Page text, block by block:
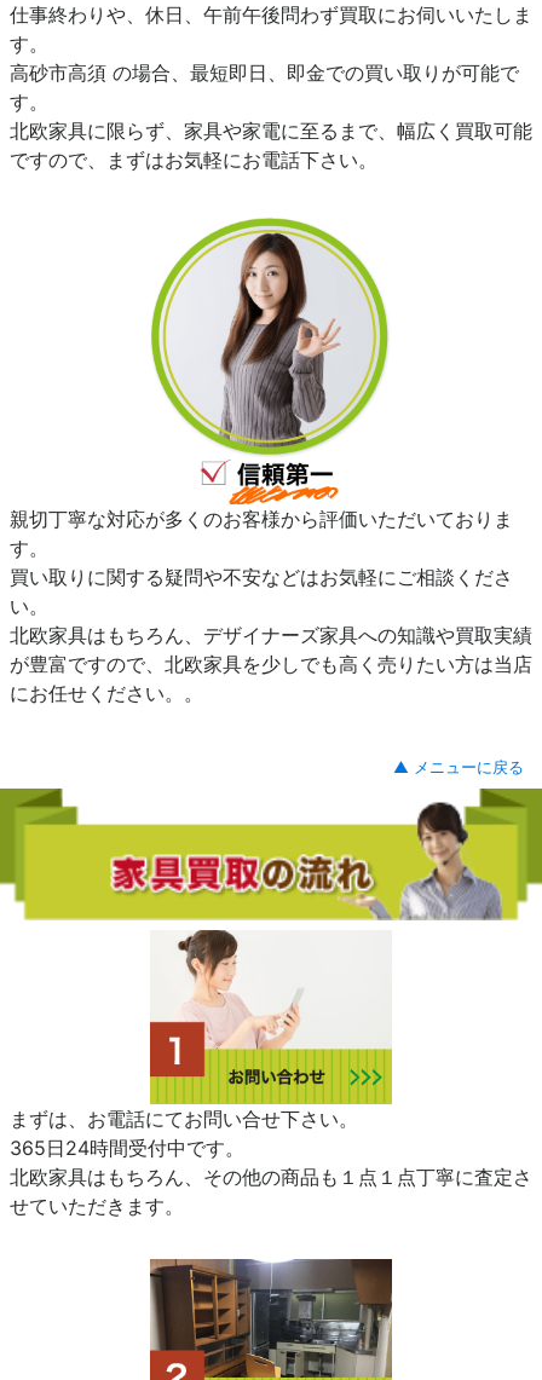
仕事終わりや、休日、午前午後問わず買取にお伺いいたしま
す。
高砂市高須 の場合、最短即日、即金での買い取りが可能で
す。
北欧家具に限らず、家具や家電に至るまで、幅広く買取可能
ですので、まずはお気軽にお電話下さい。
親切丁寧な対応が多くのお客様から評価いただいておりま
す。
買い取りに関する疑問や不安などはお気軽にご相談くださ
い。
北欧家具はもちろん、デザイナーズ家具への知識や買取実績
が豊富ですので、北欧家具を少しでも高く売りたい方は当店
にお任せください。。
▲ メニューに戻る
まずは、お電話にてお問い合せ下さい。
365日24時間受付中です。
北欧家具はもちろん、その他の商品も１点１点丁寧に査定さ
せていただきます。